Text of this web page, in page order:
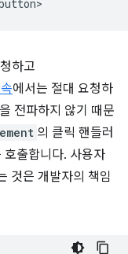
하고
에서는 절대 요청하
전파하지 않기 때문
의 클릭 핸들러
호출합니다. 사용자
것은 개발자의 책임